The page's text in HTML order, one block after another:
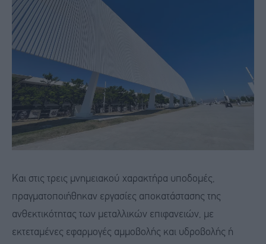
Και στις τρεις μνημειακού χαρακτήρα υποδομές,
πραγματοποιήθηκαν εργασίες αποκατάστασης της
ανθεκτικότητας των μεταλλικών επιφανειών, με
εκτεταμένες εφαρμογές αμμοβολής και υδροβολής ή